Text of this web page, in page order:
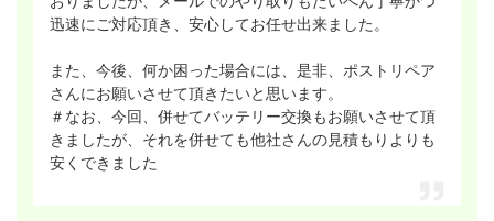
迅速にご対応頂き、安心してお任せ出来ました。
また、今後、何か困った場合には、是非、ポストリペア
さんにお願いさせて頂きたいと思います。
＃なお、今回、併せてバッテリー交換もお願いさせて頂
きましたが、それを併せても他社さんの見積もりよりも
安くできました